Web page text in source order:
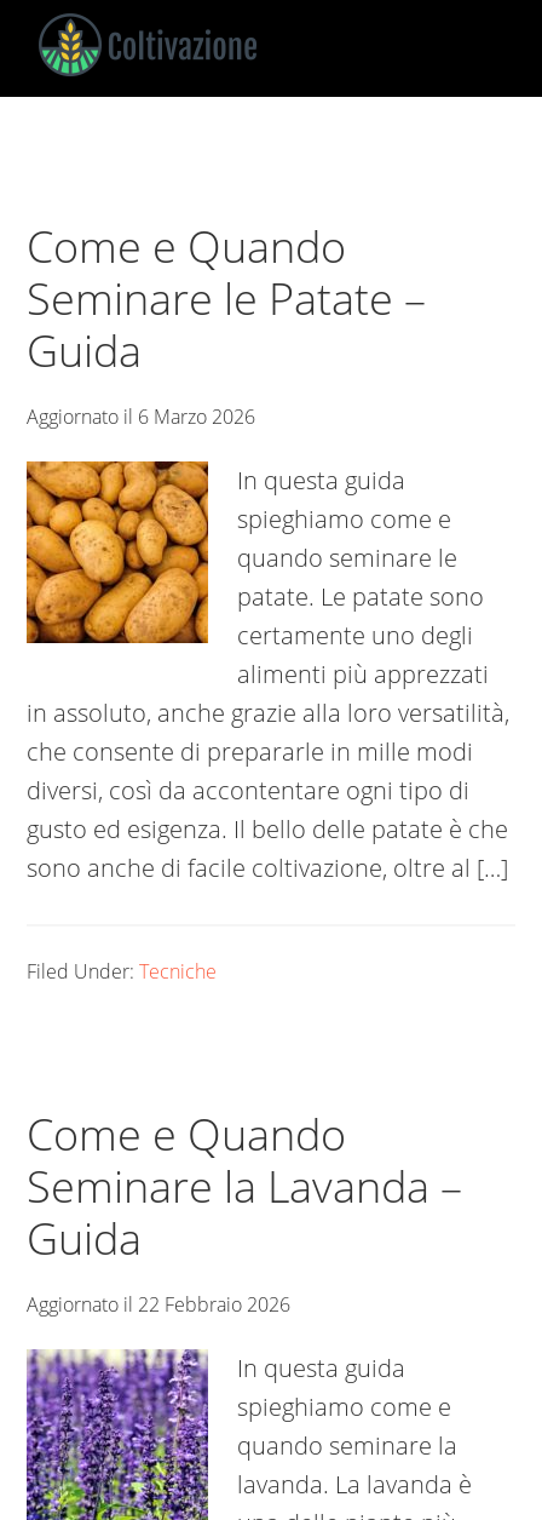
Skip
main
Skip
primary
Skip
footer
Coltivazione
Coltivare
Come e Quando
Seminare le Patate –
Guida
Aggiornato il 6 Marzo 2026
In questa guida
spieghiamo come e
quando seminare le
patate. Le patate sono
certamente uno degli
alimenti più apprezzati
in assoluto, anche grazie alla loro versatilità,
che consente di prepararle in mille modi
diversi, così da accontentare ogni tipo di
gusto ed esigenza. Il bello delle patate è che
sono anche di facile coltivazione, oltre al […]
Filed Under:Tecniche
Come e Quando
Seminare la Lavanda –
Guida
Aggiornato il 22 Febbraio 2026
In questa guida
spieghiamo come e
quando seminare la
lavanda. La lavanda è